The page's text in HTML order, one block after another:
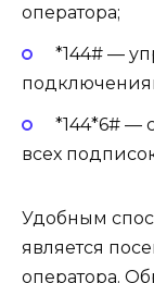
оператора;
*144# —
*144*6# —
всех
Удобным
является
оператора.